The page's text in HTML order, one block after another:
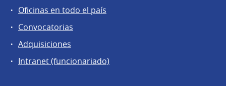
Oficinas en todo el país
Convocatorias
Adquisiciones
Intranet (funcionariado)